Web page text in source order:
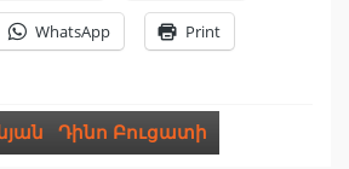
WhatsApp Print
Դինո Բուցատի